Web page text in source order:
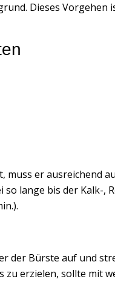
Dieses Vorgehen
muss er ausreichend
lange bis der Kalk-,
der Bürste auf und
zu erzielen, sollte mit